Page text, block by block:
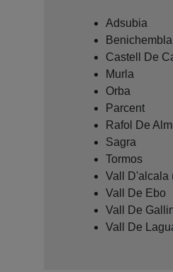
Adsubia
Benichembla
Castell De
Murla
Orba
Parcent
Rafol De
Sagra
Tormos
Vall D'alcala
Vall De Ebo
Vall De
Vall De